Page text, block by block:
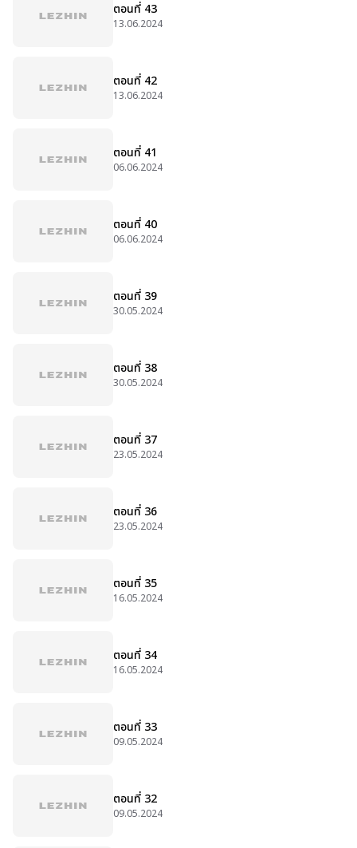
ตอนที่ 43
13.06.2024
ตอนที่ 42
13.06.2024
ตอนที่ 41
06.06.2024
ตอนที่ 40
06.06.2024
ตอนที่ 39
30.05.2024
ตอนที่ 38
30.05.2024
ตอนที่ 37
23.05.2024
ตอนที่ 36
23.05.2024
ตอนที่ 35
16.05.2024
ตอนที่ 34
16.05.2024
ตอนที่ 33
09.05.2024
ตอนที่ 32
09.05.2024